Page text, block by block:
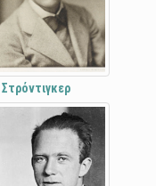
Στρόντιγκερ